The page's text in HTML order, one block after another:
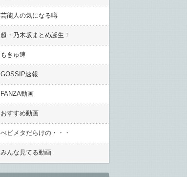
芸能人の気になる噂
超・乃木坂まとめ誕生！
もきゅ速
GOSSIP速報
FANZA動画
おすすめ動画
べビメタだらけの・・・
みんな見てる動画